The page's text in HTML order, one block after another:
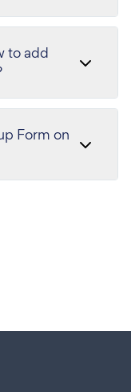
to add
Form on